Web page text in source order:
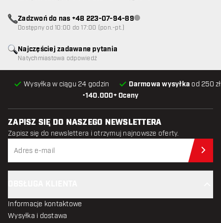
•140.000+ Oceny
Wysyłka w ciągu 24 godzin Darmowa wysyłka od 250
Najczęściej zadawane pytania
Natychmiastowa odpowiedź
Zadzwoń do nas +48 223-07-94-89Obsługa klienta niedostępna
Dostępny od 10:00 do 17:00 (pon.-pt.)
ZAPISZ SIĘ DO NASZEGO NEWSLETTERA
Zapisz się do newslettera i otrzymuj najnowsze oferty.
Informacje kontaktowe
Wysyłka i dostawa